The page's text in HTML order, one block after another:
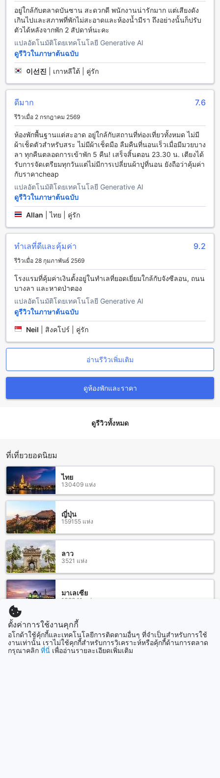
คุณภาพสูงและผ้าม่านกันแสงเพื่อให้คุณได้พักผ่อนอย่างเต็มที่
นอกจากนี้ยังมีระเบียงหรือชานบ้านให้คุณสามารถชมวิวและผ่อน
คลายไปกับบรรยากาศรอบๆ โรงแรมในทุกเช้าหรือช่วงเย็น
ประสบการณ์การรับประทานอาหารที่ โอเชียน แอนด์ โอเล่ ป่า
ตอง
อบอุ่นและเป็นกันเองในร้านกาแฟที่ออกแบบมาเพื่อให้แขกของ
โรงแรมได้พักผ่อนและเพลิดเพลินกับเครื่องดื่มร้อนหรือเย็น พร้อม
ต้นวันใหม่อย่างสดชื่นและเต็มเปี่ยมไปด้วยพลัง นอกจากนี้
โรงแรมยังให้บริการทำความสะอาดห้องพักทุกวัน เพื่อให้แขกได้
รับความสะอาดและความสะดวกสบายในทุกช่วงเวลาที่เข้าพัก
ห้องพักสุดหรูที่ โอเชียน แอนด์ โอเล่ ป่าตอง สำหรับทุกความ
ต้องการ
สัมผัสความสะดวกสบายในห้องดีลักซ์ทวินเบด ขนาด 26 ตาราง
เมตร ที่มาพร้อมเตียงเดี่ยวสองเตียง เหมาะสำหรับผู้ที่เดินทางเป็นก
ลุ่มหรือครอบครัวเล็กๆ ที่ต้องการความเป็นส่วนตัวและความ
สะดวกสบายในทุกการพักผ่อน นอกจากนี้ยังมีห้องดีลักซ์ดับเบิล
พร้อมระเบียง ขนาด 24 ตารางเมตร ที่ตกแต่งอย่างลงตัวและมี
ส่วนตัวในทุกช่วงเวลา การจองห้องพักเหล่านี้ผ่าน Agoda จะช่วย
ให้คุณได้รับราคาที่ดีที่สุด พร้อมประสบการณ์การจองที่ง่ายและไร้
ความยุ่งยาก ทำให้การเดินทางของคุณเป็นเรื่องง่ายและ
สนุกสนานมากขึ้น
สำรวจความงดงามของป่าตองในภูเก็ต
ป่าตองเป็นหนึ่งในสถานที่ท่องเที่ยวยอดนิยมของภูเก็ตที่เต็มไปด้วย
ชีวิตชีวาและความสนุกสนาน ด้วยชายหาดที่ยาวและทรายขาว
ละเอียด เป็นสถานที่เหมาะสำหรับการพักผ่อนและสนุกสนานกับ
กิจกรรมทางน้ำ เช่น การว่ายน้ำ เล่นเซิร์ฟ หรือพักผ่อนบนเก้าอี้
ชายหาดพร้อมเครื่องดื่มเย็นๆ ในบรรยากาศที่ผ่อนคลายและเป็น
คาเฟ่ บาร์ และร้านค้าแฟชั่นมากมาย ที่จะทำให้คุณได้สัมผัสกับ
วัฒนธรรมและความเป็นอยู่ของชาวภูเก็ตอย่างใกล้ชิด ในยาม
ค่ำคืน ป่าตองกลายเป็นศูนย์กลางของความสนุกสนานและความ
คุณได้เต้นรำจนดึกดื่น สถานที่นี้ไม่เพียงแต่เป็นจุดหมายสำหรับนัก
ความทรงจำที่น่าประทับใจในภูเก็ต
การเดินทางจากสนามบินภูเก็ตสู่ โอเชียน แอนด์ โอเล่ ป่าตอง
เมื่อเดินทางมาถึงสนามบินภูเก็ต นักท่องเที่ยวสามารถเลือกใช้
บริการรถแท็กซี่หรือรถรับจ้างส่วนตัวเพื่อความสะดวกสบายและ
รวดเร็วในการเดินทางไปยัง โอเชียน แอนด์ โอเล่ ป่าตอง ซึ่งตั้ง
อยู่ในย่านป่าตองที่เป็นศูนย์กลางของความสนุกสนานและความ
บันเทิงในภูเก็ต โดยใช้เวลาประมาณ 45 นาทีถึง 1 ชั่วโมง ขึ้นอยู่
กับสภาพการจราจร การนั่งแท็กซี่จากสนามบินจะเป็นตัวเลือกที่
สะดวกที่สุดสำหรับกลุ่มครอบครัวหรือผู้เดินทางเป็นกลุ่มใหญ่
นอกจากนี้ยังสามารถเช่ารถยนต์ขับเองหรือใช้บริการรถรับส่งที่จัด
เตรียมไว้ล่วงหน้ากับโรงแรมเพื่อความสะดวกและปลอดภัยมากยิ่ง
ขึ้น
สถานที่ท่องเที่ยวใกล้ โอเชียน แอนด์ โอเล่ ป่าตองในภูเก็ต
โรงแรม โอเชียน แอนด์ โอเล่ ป่าตอง ตั้งอยู่ในทำเลที่สะดวกสบาย
ใกล้กับถนนบางลา ซึ่งเป็นศูนย์กลางความคึกคักของภูเก็ต คุณ
สามารถเดินเพียงไม่กี่นาทีเพื่อสัมผัสกับความสนุกสนานและ
บรรยากาศของถนนสายนี้ ที่เต็มไปด้วยร้านค้า ร้านอาหาร และ
อยู่ใกล้กับตลาดบันซาน สะดวกดี พนักงานน่ารักมาก แต่เสียงดัง
เกินไปและสภาพที่พักไม่สะอาดและห้องน้ำมีรา ถึงอย่างนั้นก็ปรับ
ตัวได้หลังจากพัก 2 สัปดาห์นะคะ
แปลอัตโนมัติโดยเทคโนโลยี Generative AI
ดูรีวิวในภาษาต้นฉบับ
이선진 เกาหลีใต้ | คู่รัก
ดีมาก 7.6
รีวิวเมื่อ 2 กรกฎาคม 2569
ห้องพักพื้นฐานแต่สะอาด อยู่ใกล้กับสถานที่ท่องเที่ยวทั้งหมด ไม่มี
ผ้าเช็ดตัวสำหรับสระ ไม่มีผ้าเช็ดมือ ลืมคืนที่นอนเร็วเมื่อมีมวยบาง
ลา ทุกคืนตลอดการเข้าพัก 5 คืน! เสร็จสิ้นตอน 23.30 น. เตียงได้
รับการจัดเตรียมทุกวันแต่ไม่มีการเปลี่ยนผ้าปูที่นอน ยังถือว่าคุ้มค่า
กับราคาcheap
แปลอัตโนมัติโดยเทคโนโลยี Generative AI
ดูรีวิวในภาษาต้นฉบับ
Allan |ไทย | คู่รัก
ทำเลที่ดีและคุ้มค่า 9.2
รีวิวเมื่อ 28 กุมภาพันธ์ 2569
โรงแรมที่คุ้มค่าเงินตั้งอยู่ในทำเลที่ยอดเยี่ยมใกล้กับจังซีลอน, ถนน
บางลา และหาดป่าตอง
แปลอัตโนมัติโดยเทคโนโลยี Generative AI
ดูรีวิวในภาษาต้นฉบับ
Neil สิงคโปร์ | คู่รัก
อ่านรีวิวเพิ่มเติม
ดูห้องพักและราคา
ดูรีวิวทั้งหมด
ที่เที่ยวยอดนิยม
ไทย
130409 แห่ง
ญี่ปุ่น
159155 แห่ง
ลาว
3521 แห่ง
มาเลเซีย
108041 แห่ง
สิงคโปร์
1501 แห่ง
ตั้งค่าการใช้งานคุกกี้
อโกด้าใช้คุ้กกี้และเทคโนโลยีการติดตามอื่นๆ ที่จำเป็นสำหรับการใช้
งานเท่านั้น เราไม่ใช้คุกกี้สำหรับการวิเคราะห์หรือคุ้กกี้ด้านการตลาด
กรุณาคลิก ที่นี่ เพื่ออ่านรายละเอียดเพิ่มเติม